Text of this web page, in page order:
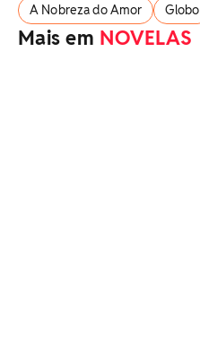
A Nobreza do Amor Globo
Mais em NOVELAS